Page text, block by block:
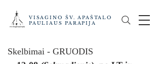
VISAGINO ŠV. APAŠTALO
PAULIAUS PARAPIJA
Skelbimai - GRUODIS